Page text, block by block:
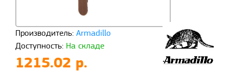
Производитель: Armadillo
Доступность: На складе
1215.02 р.